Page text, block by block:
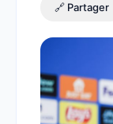
🔗 Partager